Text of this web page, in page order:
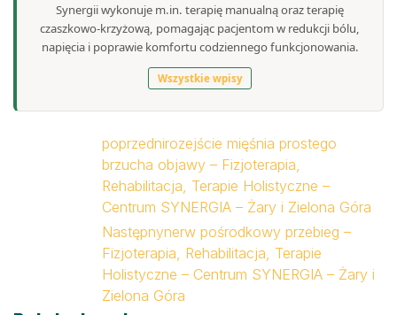
Synergii wykonuje m.in. terapię manualną oraz terapię
czaszkowo-krzyżową, pomagając pacjentom w redukcji bólu,
napięcia i poprawie komfortu codziennego funkcjonowania.
Wszystkie wpisy
poprzednirozejście mięśnia prostego
brzucha objawy – Fizjoterapia,
Rehabilitacja, Terapie Holistyczne –
Centrum SYNERGIA – Żary i Zielona Góra
Następnynerw pośrodkowy przebieg –
Fizjoterapia, Rehabilitacja, Terapie
Holistyczne – Centrum SYNERGIA – Żary i
Zielona Góra